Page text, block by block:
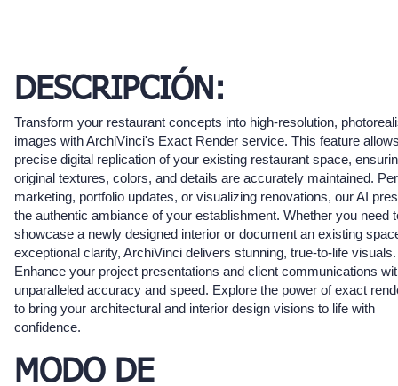
DESCRIPCIÓN:
Transform your restaurant concepts into high-resolution,
images with ArchiVinci's Exact Render service. This feature
precise digital replication of your existing restaurant space,
original textures, colors, and details are accurately maintained.
marketing, portfolio updates, or visualizing renovations, our AI
the authentic ambiance of your establishment. Whether you need
showcase a newly designed interior or document an existing
exceptional clarity, ArchiVinci delivers stunning, true-to-life visuals.
Enhance your project presentations and client communications
unparalleled accuracy and speed. Explore the power of exact
to bring your architectural and interior design visions to life with
confidence.
MODO DE